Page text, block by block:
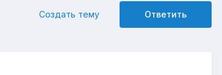
Ответить
Создать тему